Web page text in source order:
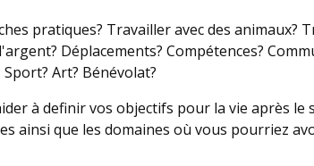
pratiques? Travailler avec des animaux?
Déplacements? Compétences?
Sport? Art? Bénévolat?
à definir vos objectifs pour la vie après
ainsi que les domaines où vous pourriez